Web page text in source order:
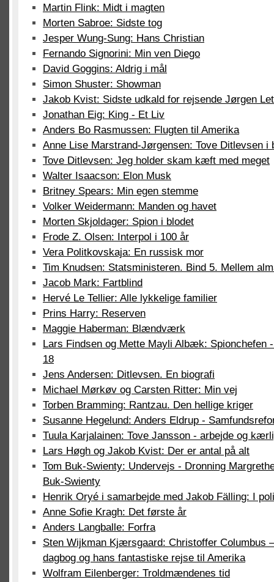
Martin Flink: Midt i magten
Morten Sabroe: Sidste tog
Jesper Wung-Sung: Hans Christian
Fernando Signorini: Min ven Diego
David Goggins: Aldrig i mål
Simon Shuster: Showman
Jakob Kvist: Sidste udkald for rejsende Jørgen
Jonathan Eig: King - Et Liv
Anders Bo Rasmussen: Flugten til Amerika
Anne Lise Marstrand-Jørgensen: Tove Ditlevsen i
Tove Ditlevsen: Jeg holder skam kæft med meget
Walter Isaacson: Elon Musk
Britney Spears: Min egen stemme
Volker Weidermann: Manden og havet
Morten Skjoldager: Spion i blodet
Frode Z. Olsen: Interpol i 100 år
Vera Politkovskaja: En russisk mor
Tim Knudsen: Statsministeren. Bind 5. Mellem
Jacob Mark: Fartblind
Hervé Le Tellier: Alle lykkelige familier
Prins Harry: Reserven
Maggie Haberman: Blændværk
Lars Findsen og Mette Mayli Albæk: Spionchefen
18
Jens Andersen: Ditlevsen. En biografi
Michael Mørkøv og Carsten Ritter: Min vej
Torben Bramming: Rantzau. Den hellige kriger
Susanne Hegelund: Anders Eldrup -
Tuula Karjalainen: Tove Jansson - arbejde og
Lars Høgh og Jakob Kvist: Der er antal på alt
Tom Buk-Swienty: Undervejs - Dronning
Buk-Swienty
Henrik Oryé i samarbejde med Jakob Fälling: I
Anne Sofie Kragh: Det første år
Anders Langballe: Forfra
Sten Wijkman Kjærsgaard: Christoffer Columbus
dagbog og hans fantastiske rejse til Amerika
Wolfram Eilenberger: Troldmændenes tid